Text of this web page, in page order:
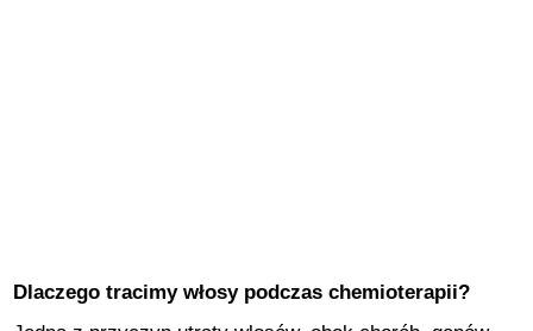
Dlaczego tracimy włosy podczas chemioterapii?